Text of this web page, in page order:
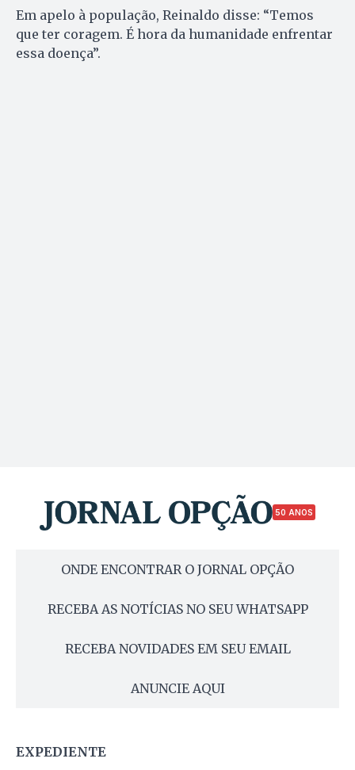
Em apelo à população, Reinaldo disse: “Temos
que ter coragem. É hora da humanidade enfrentar
essa doença”.
50 ANOS
ONDE ENCONTRAR O JORNAL OPÇÃO
RECEBA AS NOTÍCIAS NO SEU WHATSAPP
RECEBA NOVIDADES EM SEU EMAIL
ANUNCIE AQUI
EXPEDIENTE